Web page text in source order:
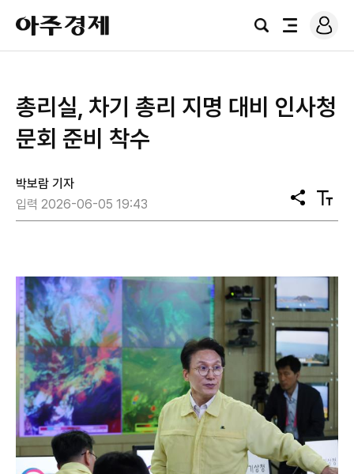
아
주
경
검
전
로
그
총리실, 차기 총리 지명 대비 인사청
문회 준비 착수
박보람 기자
입력 2026-06-05 19:43
공
유
텍
스